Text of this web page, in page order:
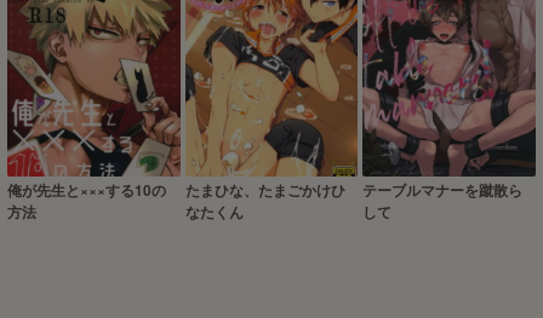
俺が先生と×××する10の
方法
たまひな、たまごかけひ
なたくん
テーブルマナーを蹴散ら
して